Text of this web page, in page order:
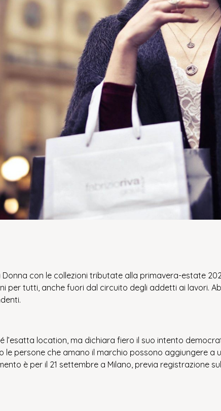
con le collezioni tributate alla primavera-estate
per tutti, anche fuori dal circuito degli addetti ai lavori.
l’esatta location, ma dichiara fiero il suo intento
le persone che amano il marchio possono aggiungere a
è per il 21 settembre a Milano, previa registrazione